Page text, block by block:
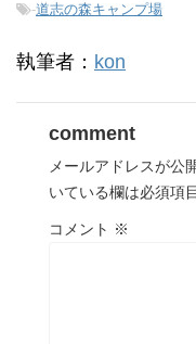
-道志の森キャンプ場
執筆者： kon
comment
メールアドレスが公
いている欄は必須項
コメント ※